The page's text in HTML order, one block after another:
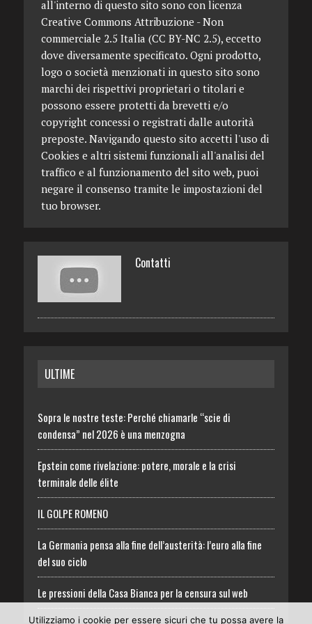
all'interno di questo sito sono con licenza
Creative Commons Attribuzione - Non
commerciale 2.5 Italia (CC BY-NC 2.5), eccetto
dove diversamente specificato. Ogni prodotto,
logo o società menzionati in questo sito sono
marchi dei rispettivi proprietari o titolari e
possono essere protetti da brevetti e/o
copyright concessi o registrati dalle autorità
preposte. Navigando questo sito accetti l'uso di
Cookies e altri sistemi funzionali all'analisi del
traffico e al funzionamento del sito web, puoi
negare il consenso tramite le impostazioni del
tuo browser.
Contatti
ULTIME
Sopra le nostre teste: Perché chiamarle “scie di
condensa” nel 2026 è una menzogna
Epstein come rivelazione: potere, morale e la crisi
terminale delle élite
IL GOLPE ROMENO
La Germania pensa alla fine dell’austerità: l’euro alla fine
del suo ciclo
Le pressioni della Casa Bianca per la censura sul web
Utilizziamo i cookie per essere sicuri che tu possa avere la